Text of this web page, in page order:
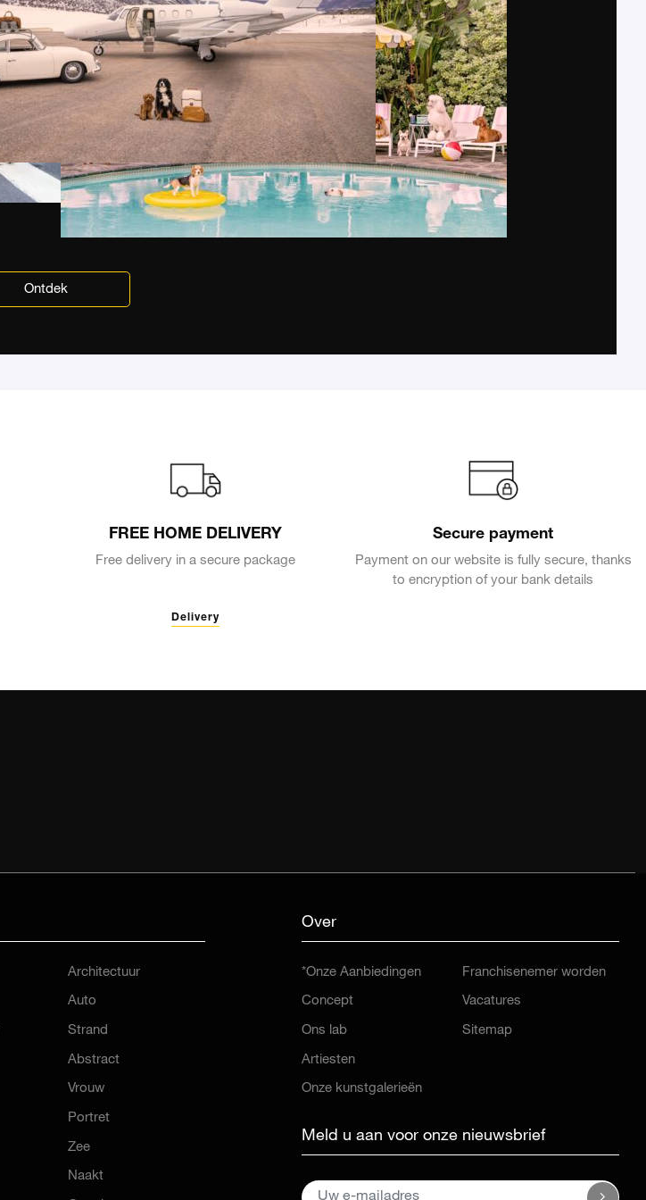
Ontdek
FREE HOME DELIVERY
Free delivery in a secure package
Delivery
Secure payment
Payment on our website is fully secure, thanks
to encryption of your bank details
Architectuur
Auto
Strand
Abstract
Vrouw
Portret
Zee
Naakt
Over
*Onze Aanbiedingen
Concept
Ons lab
Artiesten
Onze kunstgalerieën
Franchisenemer worden
Vacatures
Sitemap
Meld u aan voor onze nieuwsbrief